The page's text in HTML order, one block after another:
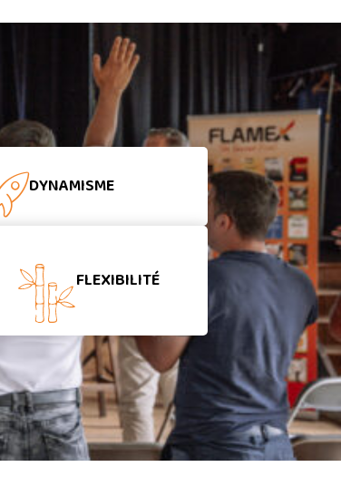
DYNAMISME
FLEXIBILITÉ